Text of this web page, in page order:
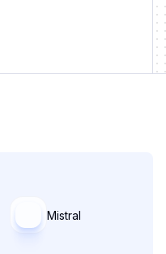
Mistral